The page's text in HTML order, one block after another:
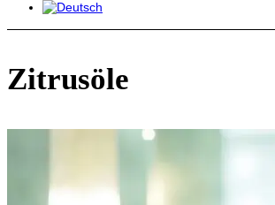
Zitrusöle